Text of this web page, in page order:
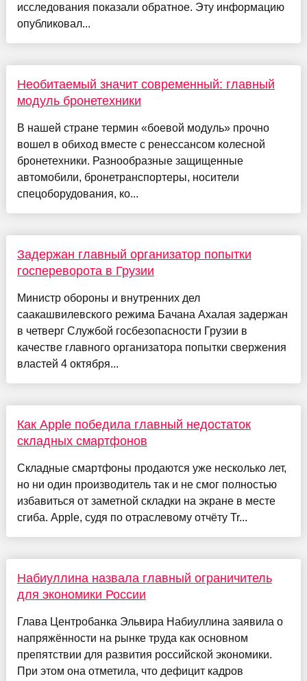
исследования показали обратное. Эту информацию
опубликовал...
Необитаемый значит современный: главный
модуль бронетехники
В нашей стране термин «боевой модуль» прочно
вошел в обиход вместе с ренессансом колесной
бронетехники. Разнообразные защищенные
автомобили, бронетранспортеры, носители
спецоборудования, ко...
Задержан главный организатор попытки
госпереворота в Грузии
Министр обороны и внутренних дел
саакашвилевского режима Бачана Ахалая задержан
в четверг Службой госбезопасности Грузии в
качестве главного организатора попытки свержения
властей 4 октября...
Как Apple победила главный недостаток
складных смартфонов
Складные смартфоны продаются уже несколько лет,
но ни один производитель так и не смог полностью
избавиться от заметной складки на экране в месте
сгиба. Apple, судя по отраслевому отчёту Tr...
Набиуллина назвала главный ограничитель
для экономики России
Глава Центробанка Эльвира Набиуллина заявила о
напряжённости на рынке труда как основном
препятствии для развития российской экономики.
При этом она отметила, что дефицит кадров